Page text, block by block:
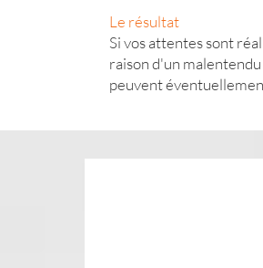
Le résultat
Si vos attentes sont
raison d'un
peuvent